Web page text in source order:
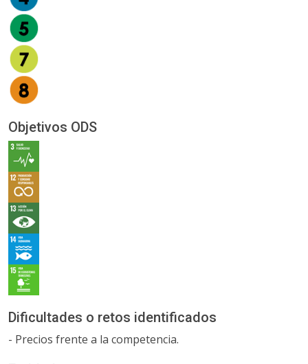
Objetivos ODS
Dificultades o retos identificados
- Precios frente a la competencia.